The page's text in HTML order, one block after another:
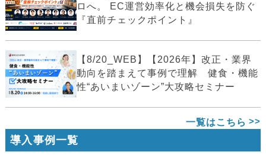
ロへ。 EC運営効率化と機会損失を防ぐ
『直前チェックポイント』
【8/20_WEB】【2026年】改正・業界
動向を踏まえて事例で理解 健食・機能
性“あいまいゾーン”大攻略セミナー
一覧はこちら
導入事例一覧